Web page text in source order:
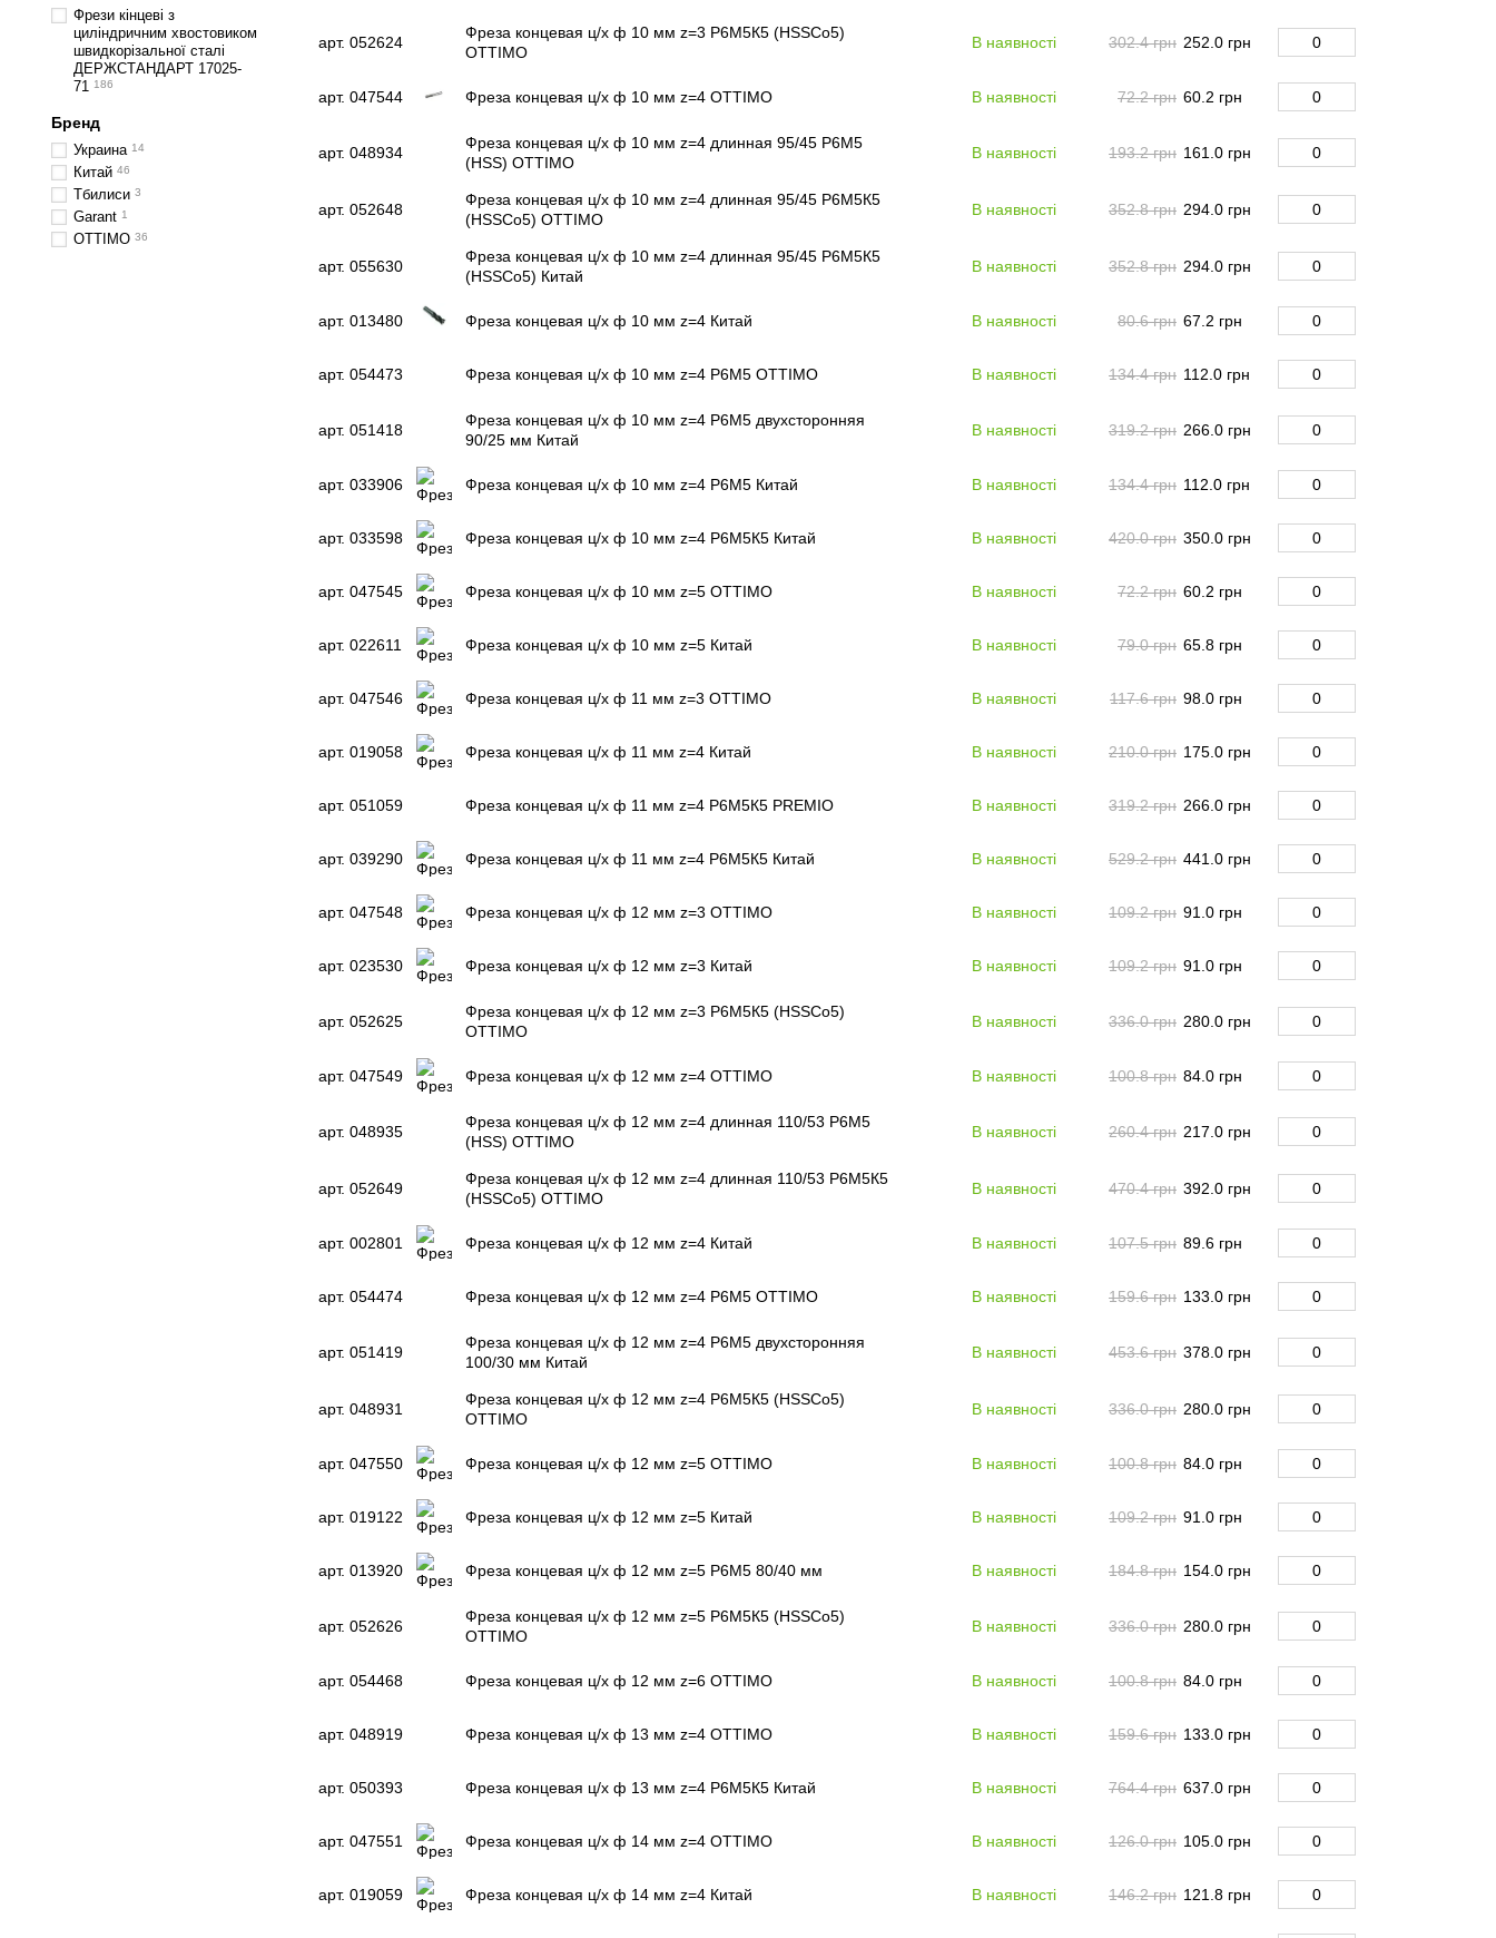
арт. 052624
Фреза концевая ц/х ф 10 мм z=3 Р6М5К5 (HSSCo5)
OTTIMO
В наявності 302.4 грн 252.0 грн
арт. 047544 Фреза концевая ц/х ф 10 мм z=4 OTTIMO В наявності 72.2 грн 60.2 грн
арт. 048934
Фреза концевая ц/х ф 10 мм z=4 длинная 95/45 Р6М5
(HSS) OTTIMO
В наявності 193.2 грн 161.0 грн
арт. 052648
Фреза концевая ц/х ф 10 мм z=4 длинная 95/45 Р6М5К5
(HSSCo5) OTTIMO
В наявності 352.8 грн 294.0 грн
арт. 055630
Фреза концевая ц/х ф 10 мм z=4 длинная 95/45 Р6М5К5
(HSSCo5) Китай
В наявності 352.8 грн 294.0 грн
арт. 013480 Фреза концевая ц/х ф 10 мм z=4 Китай В наявності 80.6 грн 67.2 грн
арт. 054473 Фреза концевая ц/х ф 10 мм z=4 Р6М5 OTTIMO В наявності 134.4 грн 112.0 грн
арт. 051418
Фреза концевая ц/х ф 10 мм z=4 Р6М5 двухсторонняя
90/25 мм Китай
В наявності 319.2 грн 266.0 грн
арт. 033906 Фреза концевая ц/х ф 10 мм z=4 Р6М5 Китай В наявності 134.4 грн 112.0 грн
арт. 033598 Фреза концевая ц/х ф 10 мм z=4 Р6М5К5 Китай В наявності 420.0 грн 350.0 грн
арт. 047545 Фреза концевая ц/х ф 10 мм z=5 OTTIMO В наявності 72.2 грн 60.2 грн
арт. 022611 Фреза концевая ц/х ф 10 мм z=5 Китай В наявності 79.0 грн 65.8 грн
арт. 047546 Фреза концевая ц/х ф 11 мм z=3 OTTIMO В наявності 117.6 грн 98.0 грн
арт. 019058 Фреза концевая ц/х ф 11 мм z=4 Китай В наявності 210.0 грн 175.0 грн
арт. 051059 Фреза концевая ц/х ф 11 мм z=4 Р6М5К5 PREMIO В наявності 319.2 грн 266.0 грн
арт. 039290 Фреза концевая ц/х ф 11 мм z=4 Р6М5К5 Китай В наявності 529.2 грн 441.0 грн
арт. 047548 Фреза концевая ц/х ф 12 мм z=3 OTTIMO В наявності 109.2 грн 91.0 грн
арт. 023530 Фреза концевая ц/х ф 12 мм z=3 Китай В наявності 109.2 грн 91.0 грн
арт. 052625
Фреза концевая ц/х ф 12 мм z=3 Р6М5К5 (HSSCo5)
OTTIMO
В наявності 336.0 грн 280.0 грн
арт. 047549 Фреза концевая ц/х ф 12 мм z=4 OTTIMO В наявності 100.8 грн 84.0 грн
арт. 048935
Фреза концевая ц/х ф 12 мм z=4 длинная 110/53 Р6М5
(HSS) OTTIMO
В наявності 260.4 грн 217.0 грн
арт. 052649
Фреза концевая ц/х ф 12 мм z=4 длинная 110/53 Р6М5К5
(HSSCo5) OTTIMO
В наявності 470.4 грн 392.0 грн
арт. 002801 Фреза концевая ц/х ф 12 мм z=4 Китай В наявності 107.5 грн 89.6 грн
арт. 054474 Фреза концевая ц/х ф 12 мм z=4 Р6М5 OTTIMO В наявності 159.6 грн 133.0 грн
арт. 051419
Фреза концевая ц/х ф 12 мм z=4 Р6М5 двухсторонняя
100/30 мм Китай
В наявності 453.6 грн 378.0 грн
арт. 048931
Фреза концевая ц/х ф 12 мм z=4 Р6М5К5 (HSSCo5)
OTTIMO
В наявності 336.0 грн 280.0 грн
арт. 047550 Фреза концевая ц/х ф 12 мм z=5 OTTIMO В наявності 100.8 грн 84.0 грн
арт. 019122 Фреза концевая ц/х ф 12 мм z=5 Китай В наявності 109.2 грн 91.0 грн
арт. 013920 Фреза концевая ц/х ф 12 мм z=5 Р6М5 80/40 мм В наявності 184.8 грн 154.0 грн
арт. 052626
Фреза концевая ц/х ф 12 мм z=5 Р6М5К5 (HSSCo5)
OTTIMO
В наявності 336.0 грн 280.0 грн
арт. 054468 Фреза концевая ц/х ф 12 мм z=6 OTTIMO В наявності 100.8 грн 84.0 грн
арт. 048919 Фреза концевая ц/х ф 13 мм z=4 OTTIMO В наявності 159.6 грн 133.0 грн
арт. 050393 Фреза концевая ц/х ф 13 мм z=4 Р6М5К5 Китай В наявності 764.4 грн 637.0 грн
арт. 047551 Фреза концевая ц/х ф 14 мм z=4 OTTIMO В наявності 126.0 грн 105.0 грн
арт. 019059 Фреза концевая ц/х ф 14 мм z=4 Китай В наявності 146.2 грн 121.8 грн
Фрези кінцеві з
циліндричним хвостовиком
швидкорізальної сталі
ДЕРЖСТАНДАРТ 17025-
71 186
Бренд
Украина 14
Китай 46
Тбилиси 3
Garant 1
OTTIMO 36